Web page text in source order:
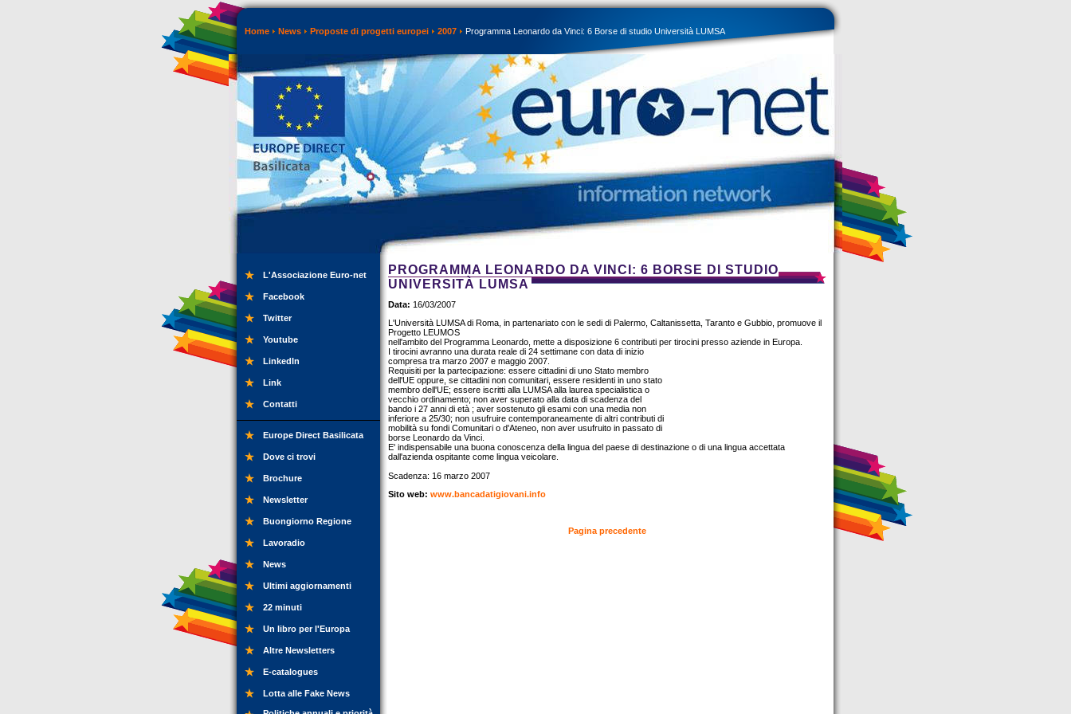
Home News Proposte di progetti europei 2007 Programma Leonardo da Vinci: 6 Borse di studio Università LUMSA
L'Associazione Euro-net
Facebook
Twitter
Youtube
LinkedIn
Link
Contatti
Europe Direct Basilicata
Dove ci trovi
Brochure
Newsletter
Buongiorno Regione
Lavoradio
News
Ultimi aggiornamenti
22 minuti
Un libro per l'Europa
Altre Newsletters
E-catalogues
Lotta alle Fake News
PROGRAMMA LEONARDO DA VINCI: 6 BORSE DI STUDIO
UNIVERSITÀ LUMSA
Data: 16/03/2007
L'Università LUMSA di Roma, in partenariato con le sedi di Palermo, Caltanissetta, Taranto e Gubbio, promuove il
Progetto LEUMOS
nell'ambito del Programma Leonardo, mette a disposizione 6 contributi per tirocini presso aziende in Europa.
I tirocini avranno una durata reale di 24 settimane con data di inizio
compresa tra marzo 2007 e maggio 2007.
Requisiti per la partecipazione: essere cittadini di uno Stato membro
dell'UE oppure, se cittadini non comunitari, essere residenti in uno stato
membro dell'UE; essere iscritti alla LUMSA alla laurea specialistica o
vecchio ordinamento; non aver superato alla data di scadenza del
bando i 27 anni di età ; aver sostenuto gli esami con una media non
inferiore a 25/30; non usufruire contemporaneamente di altri contributi di
mobilità su fondi Comunitari o d'Ateneo, non aver usufruito in passato di
borse Leonardo da Vinci.
E' indispensabile una buona conoscenza della lingua del paese di destinazione o di una lingua accettata
dall'azienda ospitante come lingua veicolare.
Scadenza: 16 marzo 2007
Sito web: www.bancadatigiovani.info
Pagina precedente